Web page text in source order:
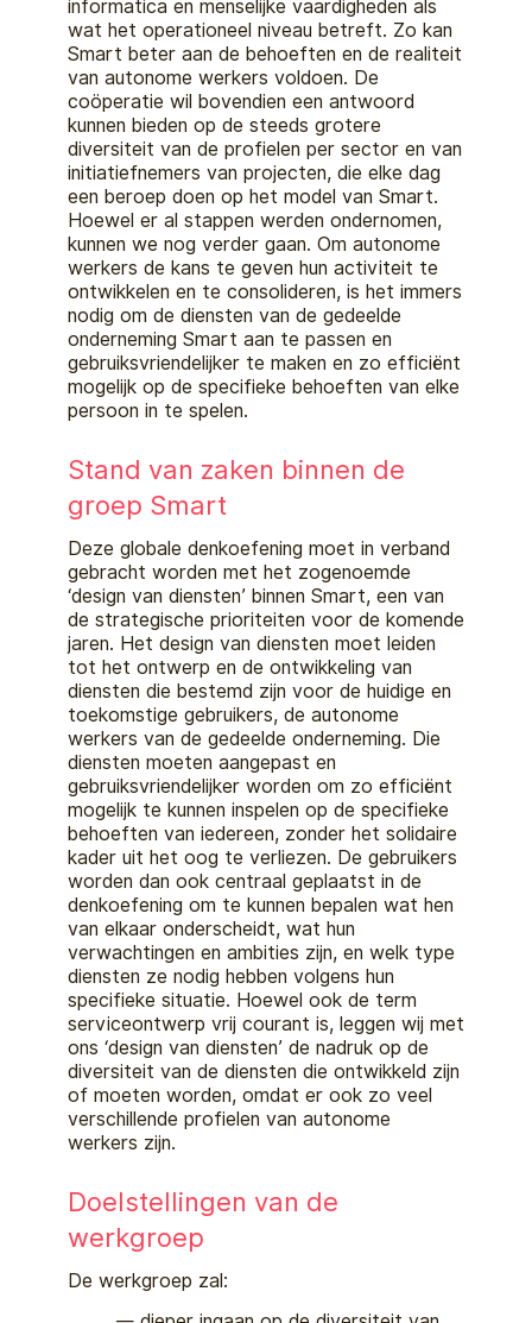
informatica en menselijke vaardigheden als
wat het operationeel niveau betreft. Zo kan
Smart beter aan de behoeften en de realiteit
van autonome werkers voldoen. De
coöperatie wil bovendien een antwoord
kunnen bieden op de steeds grotere
diversiteit van de profielen per sector en van
initiatiefnemers van projecten, die elke dag
een beroep doen op het model van Smart.
Hoewel er al stappen werden ondernomen,
kunnen we nog verder gaan. Om autonome
werkers de kans te geven hun activiteit te
ontwikkelen en te consolideren, is het immers
nodig om de diensten van de gedeelde
onderneming Smart aan te passen en
gebruiksvriendelijker te maken en zo efficiënt
mogelijk op de specifieke behoeften van elke
persoon in te spelen.
Stand van zaken binnen de
groep Smart
Deze globale denkoefening moet in verband
gebracht worden met het zogenoemde
‘design van diensten’ binnen Smart, een van
de strategische prioriteiten voor de komende
jaren. Het design van diensten moet leiden
tot het ontwerp en de ontwikkeling van
diensten die bestemd zijn voor de huidige en
toekomstige gebruikers, de autonome
werkers van de gedeelde onderneming. Die
diensten moeten aangepast en
gebruiksvriendelijker worden om zo efficiënt
mogelijk te kunnen inspelen op de specifieke
behoeften van iedereen, zonder het solidaire
kader uit het oog te verliezen. De gebruikers
worden dan ook centraal geplaatst in de
denkoefening om te kunnen bepalen wat hen
van elkaar onderscheidt, wat hun
verwachtingen en ambities zijn, en welk type
diensten ze nodig hebben volgens hun
specifieke situatie. Hoewel ook de term
serviceontwerp vrij courant is, leggen wij met
ons ‘design van diensten’ de nadruk op de
diversiteit van de diensten die ontwikkeld zijn
of moeten worden, omdat er ook zo veel
verschillende profielen van autonome
werkers zijn.
Doelstellingen van de
werkgroep
De werkgroep zal: